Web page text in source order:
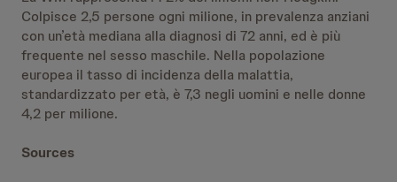
Colpisce 2,5 persone ogni milione, in prevalenza anziani
con un’età mediana alla diagnosi di 72 anni, ed è più
frequente nel sesso maschile. Nella popolazione
europea il tasso di incidenza della malattia,
standardizzato per età, è 7,3 negli uomini e nelle donne
4,2 per milione.
Sources